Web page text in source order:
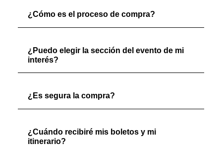
¿Cómo es el proceso de compra?
¿Puedo elegir la sección del evento de mi
interés?
¿Es segura la compra?
¿Cuándo recibiré mis boletos y mi
itinerario?